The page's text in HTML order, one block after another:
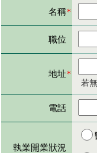
＊
名稱
職位
＊
地址
若
電話
執業開業狀況